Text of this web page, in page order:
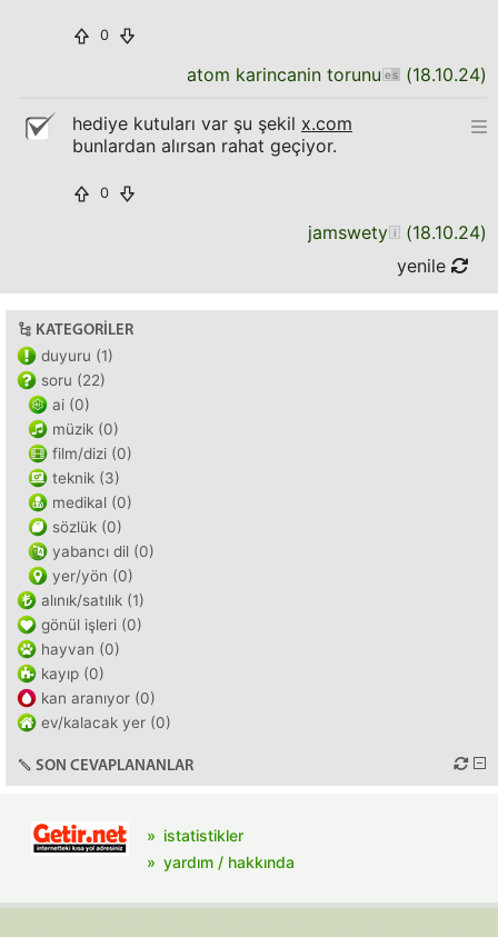
0
atom karincanin torunu (18.10.24)
hediye kutuları var şu şekil x.com
bunlardan alırsan rahat geçiyor.
0
jamswety (18.10.24)
yenile
KATEGORILER
duyuru (1)
soru (22)
ai (0)
müzik (0)
film/dizi (0)
teknik (3)
medikal (0)
sözlük (0)
yabancı dil (0)
yer/yön (0)
alınık/satılık (1)
gönül işleri (0)
hayvan (0)
kayıp (0)
kan aranıyor (0)
ev/kalacak yer (0)
SON CEVAPLANANLAR
istatistikler
yardım / hakkında